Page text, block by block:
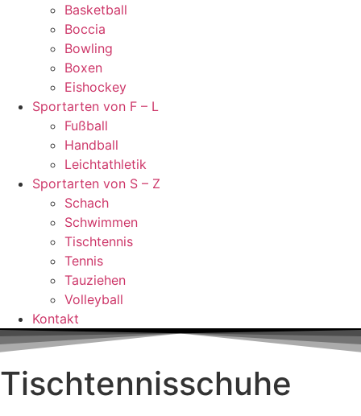
Basketball
Boccia
Bowling
Boxen
Eishockey
Sportarten von F – L
Fußball
Handball
Leichtathletik
Sportarten von S – Z
Schach
Schwimmen
Tischtennis
Tennis
Tauziehen
Volleyball
Kontakt
Tischtennisschuhe